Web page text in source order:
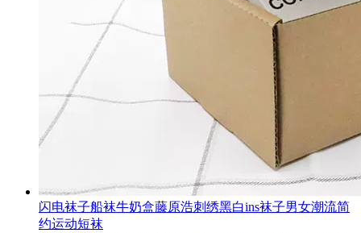
闪电袜子船袜牛奶盒藤原浩刺绣黑白ins袜子男女潮流简
约运动短袜